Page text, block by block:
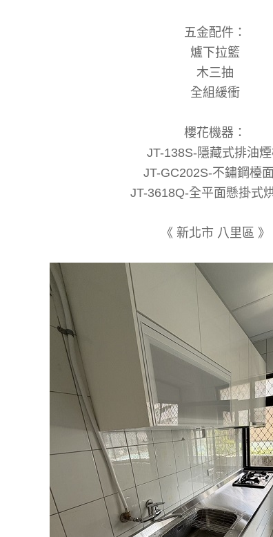
五金配件：
爐下拉籃
木三抽
全組緩衝
櫻花機器：
JT-138S-隱藏式排油
JT-GC202S-不鏽鋼檯
JT-3618Q-全平面懸掛式
《 新北市 八里區 》